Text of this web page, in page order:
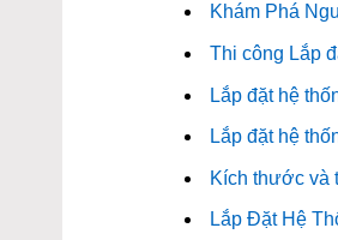
Khám Phá
Thi công Lắp
Lắp đặt hệ
Lắp đặt hệ
Kích thước và
Lắp Đặt Hệ